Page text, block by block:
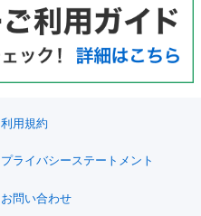
利用規約
プライバシーステートメント
お問い合わせ